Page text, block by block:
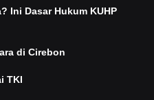
Ini Dasar Hukum KUHP
di Cirebon
TKI